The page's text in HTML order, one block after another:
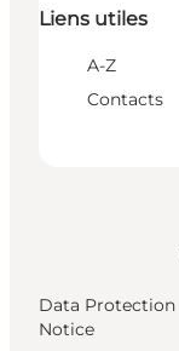
Liens utiles
A-Z
Contacts
Data Protection
Notice